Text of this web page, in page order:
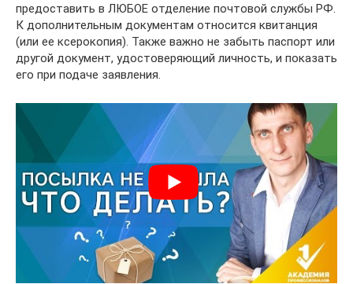
предоставить в ЛЮБОЕ отделение почтовой службы РФ.
К дополнительным документам относится квитанция
(или ее ксерокопия). Также важно не забыть паспорт или
другой документ, удостоверяющий личность, и показать
его при подаче заявления.